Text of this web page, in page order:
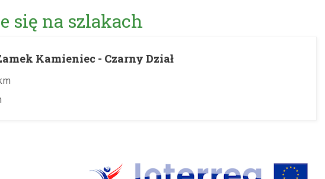
się na szlakach
Kamieniec - Czarny Dział